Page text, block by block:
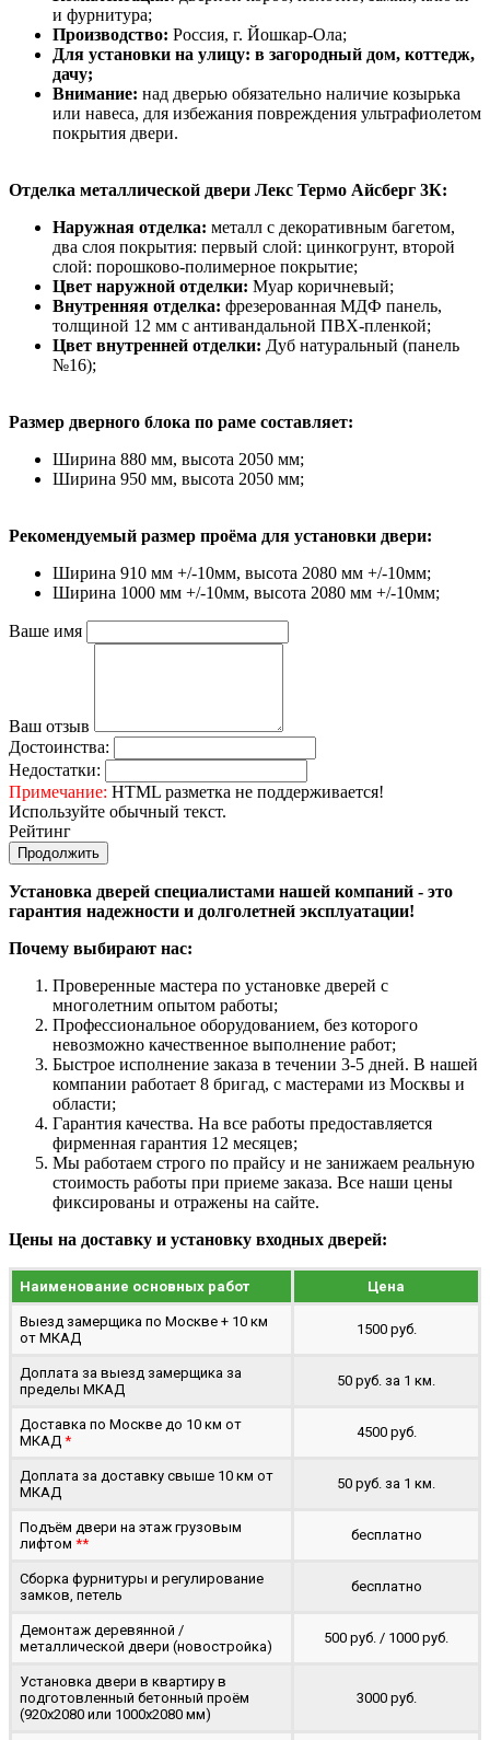
и фурнитура;
Производство: Россия, г. Йошкар-Ола;
Для установки на улицу: в загородный дом, коттедж,
дачу;
Внимание: над дверью обязательно наличие козырька
или навеса, для избежания повреждения ультрафиолетом
покрытия двери.
Отделка металлической двери Лекс Термо Айсберг 3К:
Наружная отделка: металл с декоративным багетом,
два слоя покрытия: первый слой: цинкогрунт, второй
слой: порошково-полимерное покрытие;
Цвет наружной отделки: Муар коричневый;
Внутренняя отделка: фрезерованная МДФ панель,
толщиной 12 мм с антивандальной ПВХ-пленкой;
Цвет внутренней отделки: Дуб натуральный (панель
№16);
Размер дверного блока по раме составляет:
Ширина 880 мм, высота 2050 мм;
Ширина 950 мм, высота 2050 мм;
Рекомендуемый размер проёма для установки двери:
Ширина 910 мм +/-10мм, высота 2080 мм +/-10мм;
Ширина 1000 мм +/-10мм, высота 2080 мм +/-10мм;
Ваше имя
Ваш отзыв
Достоинства:
Недостатки:
Примечание: HTML разметка не поддерживается!
Используйте обычный текст.
Рейтинг
Продолжить
Установка дверей специалистами нашей компаний - это
гарантия надежности и долголетней эксплуатации!
Почему выбирают нас:
Проверенные мастера по установке дверей с
многолетним опытом работы;
Профессиональное оборудованием, без которого
невозможно качественное выполнение работ;
Быстрое исполнение заказа в течении 3-5 дней. В нашей
компании работает 8 бригад, с мастерами из Москвы и
области;
Гарантия качества. На все работы предоставляется
фирменная гарантия 12 месяцев;
Мы работаем строго по прайсу и не занижаем реальную
стоимость работы при приеме заказа. Все наши цены
фиксированы и отражены на сайте.
Цены на доставку и установку входных дверей:
Наименование основных работ Цена
Выезд замерщика по Москве + 10 км
от МКАД
1500 руб.
Доплата за выезд замерщика за
пределы МКАД
50 руб. за 1 км.
Доставка по Москве до 10 км от
МКАД *
4500 руб.
Доплата за доставку свыше 10 км от
МКАД
50 руб. за 1 км.
Подъём двери на этаж грузовым
лифтом **
бесплатно
Сборка фурнитуры и регулирование
замков, петель
бесплатно
Демонтаж деревянной /
металлической двери (новостройка)
500 руб. / 1000 руб.
Установка двери в квартиру в
подготовленный бетонный проём
(920x2080 или 1000x2080 мм)
3000 руб.